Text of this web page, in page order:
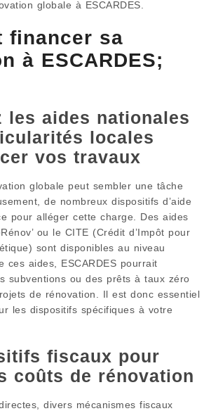
globale à ESCARDES.
financer sa
à ESCARDES;
les aides nationales
locales
vos travaux
globale peut sembler une tâche
de nombreux dispositifs d’aide
pour alléger cette charge. Des aides
ou le CITE (Crédit d’Impôt pour
sont disponibles au niveau
ces aides, ESCARDES pourrait
subventions ou des prêts à taux zéro
de rénovation. Il est donc essentiel
les dispositifs spécifiques à votre
fiscaux pour
coûts de rénovation
divers mécanismes fiscaux